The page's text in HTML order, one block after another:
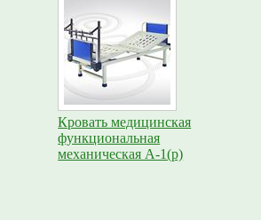
Кровать медицинская
функциональная
механическая A-1(p)